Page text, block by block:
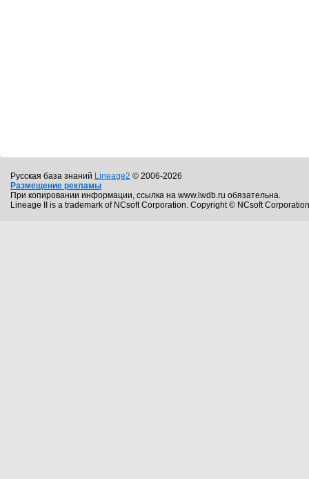
Русская база знаний Lineage2 © 2006-2026
Размещение рекламы
При копировании информации, ссылка на www.lwdb.ru обязательна.
Lineage II is a trademark of NCsoft Corporation. Copyright © NCsoft